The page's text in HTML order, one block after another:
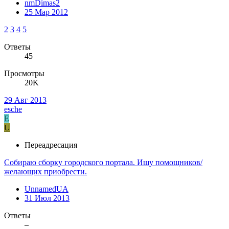
nmDimas2
25 Мар 2012
2 3 4 5
Ответы
45
Просмотры
20K
29 Авг 2013
esche
E
U
Переадресация
Собираю сборку городского портала. Ищу помощников/
желающих приобрести.
UnnamedUA
31 Июл 2013
Ответы
–